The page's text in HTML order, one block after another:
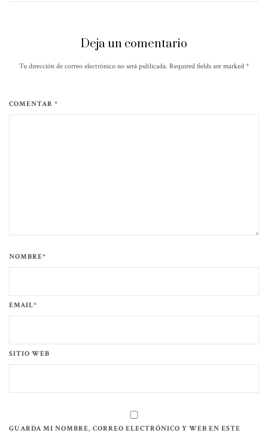
Deja un comentario
Tu dirección de correo electrónico no será publicada. Required fields are marked *
COMENTAR *
NOMBRE*
EMAIL*
SITIO WEB
GUARDA MI NOMBRE, CORREO ELECTRÓNICO Y WEB EN ESTE